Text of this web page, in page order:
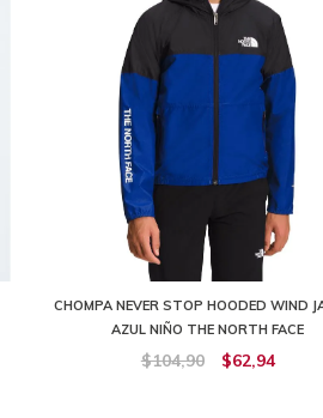
CHOMPA NEVER STOP HOODED WIND
AZUL NIÑO THE NORTH FACE
$104,90 $62,94